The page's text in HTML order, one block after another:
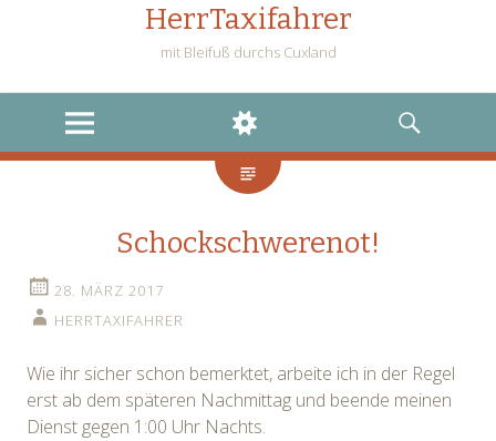
HerrTaxifahrer
mit Bleifuß durchs Cuxland
MENU
WIDGETS
SEARCH
Schockschwerenot!
28. MÄRZ 2017
HERRTAXIFAHRER
Wie ihr sicher schon bemerktet, arbeite ich in der Regel
erst ab dem späteren Nachmittag und beende meinen
Dienst gegen 1:00 Uhr Nachts.